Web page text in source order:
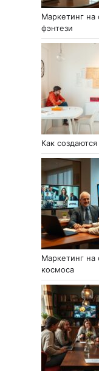
Маркетинг на
фэнтези
Как
Маркетинг на
космоса